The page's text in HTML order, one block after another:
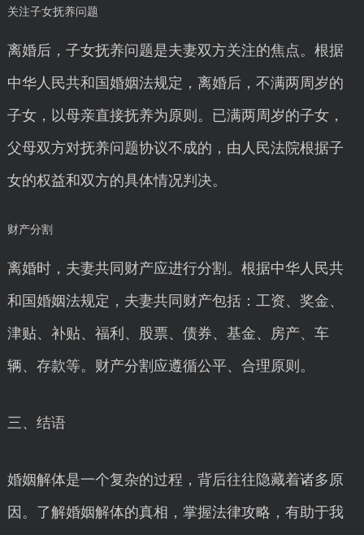
关注子女抚养问题
离婚后，子女抚养问题是夫妻双方关注的焦点。根据
中华人民共和国婚姻法规定，离婚后，不满两周岁的
子女，以母亲直接抚养为原则。已满两周岁的子女，
父母双方对抚养问题协议不成的，由人民法院根据子
女的权益和双方的具体情况判决。
财产分割
离婚时，夫妻共同财产应进行分割。根据中华人民共
和国婚姻法规定，夫妻共同财产包括：工资、奖金、
津贴、补贴、福利、股票、债券、基金、房产、车
辆、存款等。财产分割应遵循公平、合理原则。
三、结语
婚姻解体是一个复杂的过程，背后往往隐藏着诸多原
因。了解婚姻解体的真相，掌握法律攻略，有助于我